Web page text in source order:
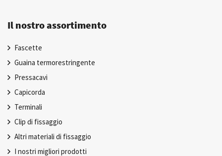
Il nostro assortimento
Fascette
Guaina termorestringente
Pressacavi
Capicorda
Terminali
Clip di fissaggio
Altri materiali di fissaggio
I nostri migliori prodotti